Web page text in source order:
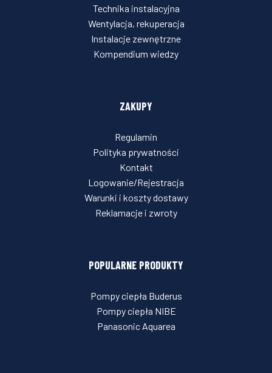
Technika instalacyjna
Wentylacja, rekuperacja
Instalacje zewnętrzne
Kompendium wiedzy
ZAKUPY
Regulamin
Polityka prywatności
Kontakt
Logowanie/Rejestracja
Warunki i koszty dostawy
Reklamacje i zwroty
POPULARNE PRODUKTY
Pompy ciepła Buderus
Pompy ciepła NIBE
Panasonic Aquarea